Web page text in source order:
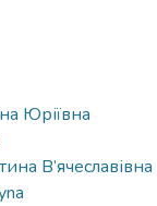
Юріївна
В’ячеславівна